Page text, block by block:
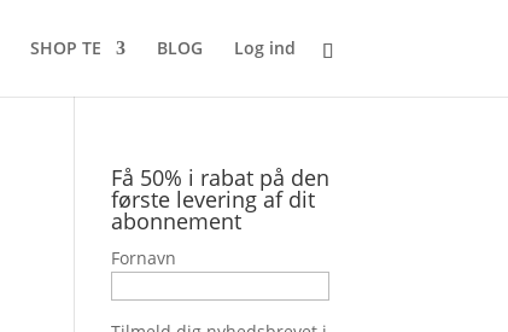
SHOP TE BLOG Log ind
Få 50% i rabat på den
første levering af dit
abonnement
Fornavn